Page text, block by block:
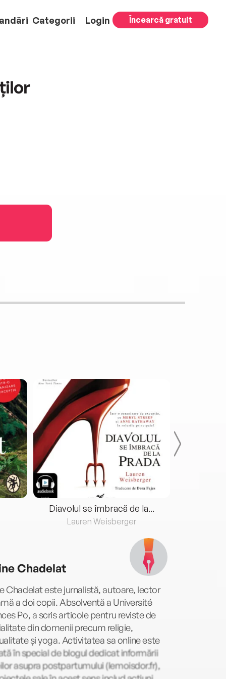
Categorii Login Încearcă gratuit
Diavolul se îmbracă de la...
Lauren Weisberger
Chadelat
Chadelat este jurnalistă, autoare, lector
a doi copii. Absolventă a Université
Po, a scris articole pentru reviste de
din domenii precum religie,
și yoga. Activitatea sa online este
în special de blogul dedicat informării
asupra postpartumului (lemoisdor.fr),